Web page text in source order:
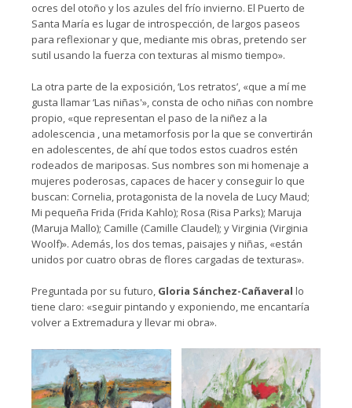
ocres del otoño y los azules del frío invierno. El Puerto de
Santa María es lugar de introspección, de largos paseos
para reflexionar y que, mediante mis obras, pretendo ser
sutil usando la fuerza con texturas al mismo tiempo».
La otra parte de la exposición, ‘Los retratos’, «que a mí me
gusta llamar ‘Las niñas'», consta de ocho niñas con nombre
propio, «que representan el paso de la niñez a la
adolescencia , una metamorfosis por la que se convertirán
en adolescentes, de ahí que todos estos cuadros estén
rodeados de mariposas. Sus nombres son mi homenaje a
mujeres poderosas, capaces de hacer y conseguir lo que
buscan: Cornelia, protagonista de la novela de Lucy Maud;
Mi pequeña Frida (Frida Kahlo); Rosa (Risa Parks); Maruja
(Maruja Mallo); Camille (Camille Claudel); y Virginia (Virginia
Woolf)». Además, los dos temas, paisajes y niñas, «están
unidos por cuatro obras de flores cargadas de texturas».
Preguntada por su futuro, Gloria Sánchez-Cañaveral lo
tiene claro: «seguir pintando y exponiendo, me encantaría
volver a Extremadura y llevar mi obra».